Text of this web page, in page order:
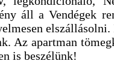
áll a Vendégek
Az apartman
is beszélünk!